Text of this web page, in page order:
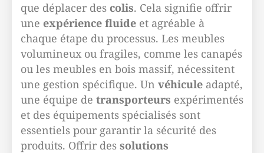
que déplacer des colis. Cela signifie offrir
une expérience fluide et agréable à
chaque étape du processus. Les meubles
volumineux ou fragiles, comme les canapés
ou les meubles en bois massif, nécessitent
une gestion spécifique. Un véhicule adapté,
une équipe de transporteurs expérimentés
et des équipements spécialisés sont
essentiels pour garantir la sécurité des
produits. Offrir des solutions